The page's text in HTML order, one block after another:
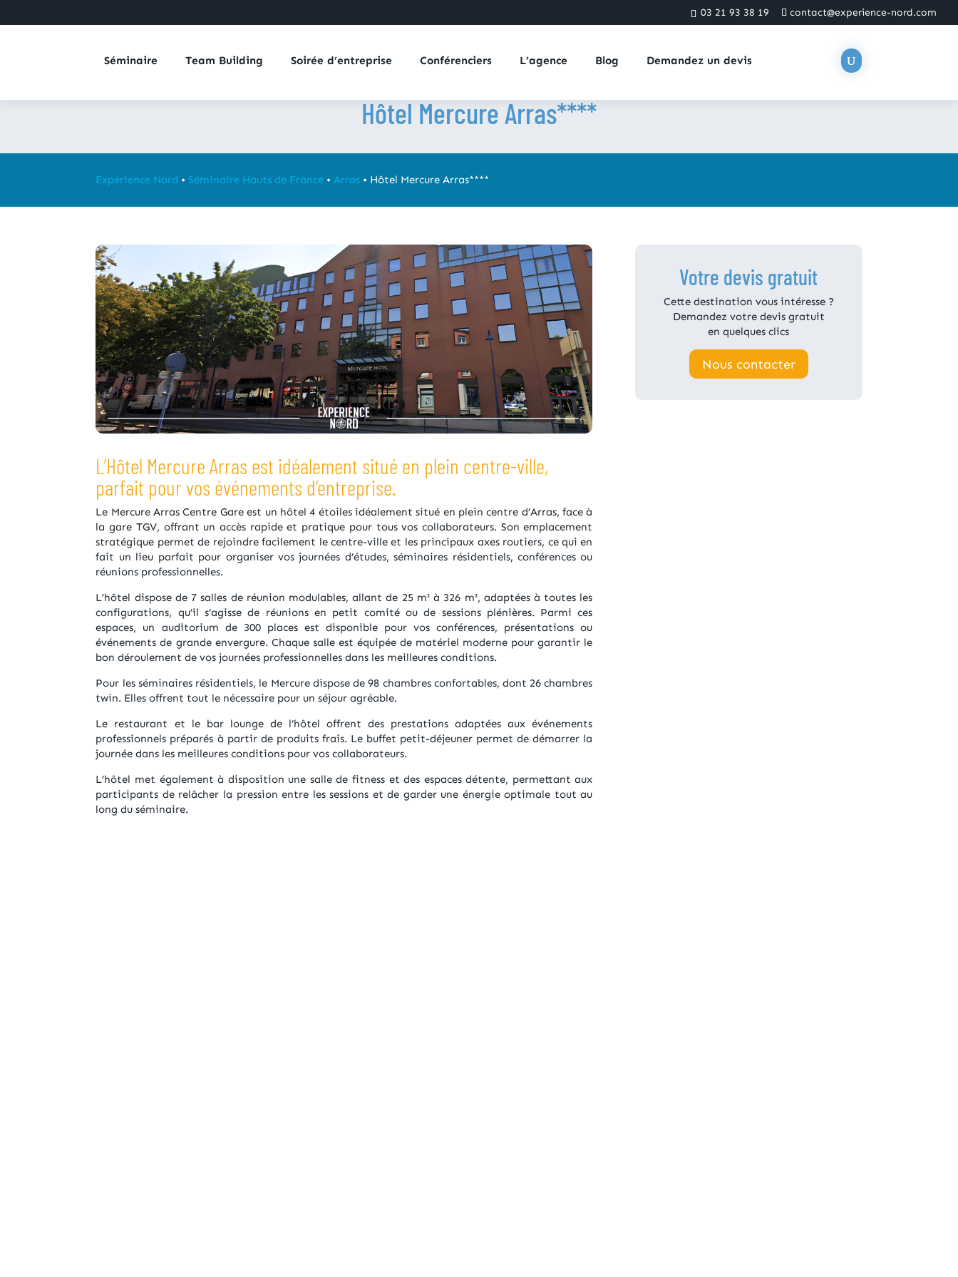
03 21 93 38 19 contact@experience-nord.com
Séminaire Team Building Soirée d’entreprise Conférenciers L’agence Blog Demandez un devis
Hôtel Mercure Arras****
Expérience Nord • Séminaire Hauts de France •Arras • Hôtel Mercure Arras****
L’Hôtel Mercure Arras est idéalement situé en plein centre-ville,
parfait pour vos événements d’entreprise.
Le Mercure Arras Centre Gare est un hôtel 4 étoiles idéalement situé en plein centre d’Arras, face à
la gare TGV, offrant un accès rapide et pratique pour tous vos collaborateurs. Son emplacement
stratégique permet de rejoindre facilement le centre-ville et les principaux axes routiers, ce qui en
fait un lieu parfait pour organiser vos journées d’études, séminaires résidentiels, conférences ou
réunions professionnelles.
L’hôtel dispose de 7 salles de réunion modulables, allant de 25 m² à 326 m², adaptées à toutes les
configurations, qu’il s’agisse de réunions en petit comité ou de sessions plénières. Parmi ces
espaces, un auditorium de 300 places est disponible pour vos conférences, présentations ou
événements de grande envergure. Chaque salle est équipée de matériel moderne pour garantir le
bon déroulement de vos journées professionnelles dans les meilleures conditions.
Pour les séminaires résidentiels, le Mercure dispose de 98 chambres confortables, dont 26 chambres
twin. Elles offrent tout le nécessaire pour un séjour agréable.
Le restaurant et le bar lounge de l’hôtel offrent des prestations adaptées aux événements
professionnels préparés à partir de produits frais. Le buffet petit-déjeuner permet de démarrer la
journée dans les meilleures conditions pour vos collaborateurs.
L’hôtel met également à disposition une salle de fitness et des espaces détente, permettant aux
participants de relâcher la pression entre les sessions et de garder une énergie optimale tout au
long du séminaire.
Votre devis gratuit
Cette destination vous intéresse ?
Demandez votre devis gratuit
en quelques clics
Nous contacter